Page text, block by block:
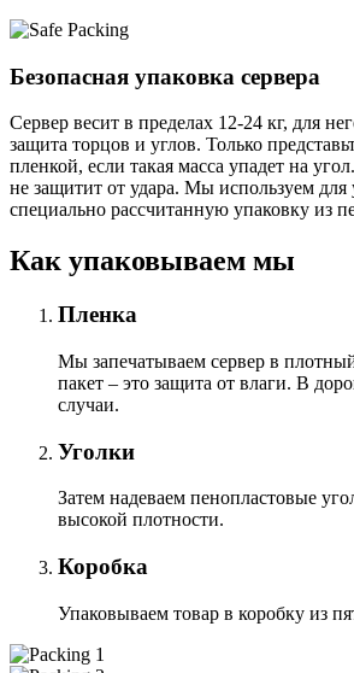
Безопасная упаковка сервера
Сервер весит в пределах 12-24 кг, для
защита торцов и углов. Только
пленкой, если такая масса упадет на
не защитит от удара. Мы используем для
специально расcчитанную упаковку из
Как упаковываем мы
Пленка
Мы запечатываем сервер в
пакет – это защита от влаги. В
случаи.
Уголки
Затем надеваем пенопластовые
высокой плотности.
Коробка
Упаковываем товар в коробку из